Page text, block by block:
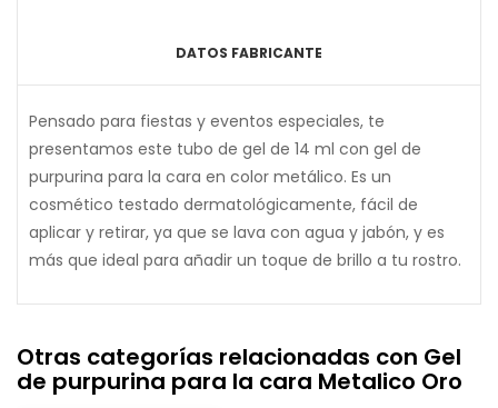
DATOS FABRICANTE
Pensado para fiestas y eventos especiales, te
presentamos este tubo de gel de 14 ml con gel de
purpurina para la cara en color metálico. Es un
cosmético testado dermatológicamente, fácil de
aplicar y retirar, ya que se lava con agua y jabón, y es
más que ideal para añadir un toque de brillo a tu rostro.
Otras categorías relacionadas con Gel
de purpurina para la cara Metalico Oro